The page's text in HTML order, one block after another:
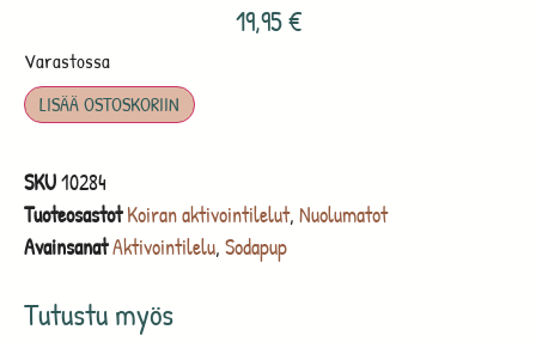
Tutustu myös
19,95€
Varastossa
LISÄÄ OSTOSKORIIN
SKU10284
Tuoteosastot Koiran aktivointilelut, Nuolumatot
AvainsanatAktivointilelu, Sodapup